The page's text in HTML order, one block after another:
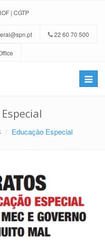
| CGTP
22 60 70 500
Toggle
Educação Especial